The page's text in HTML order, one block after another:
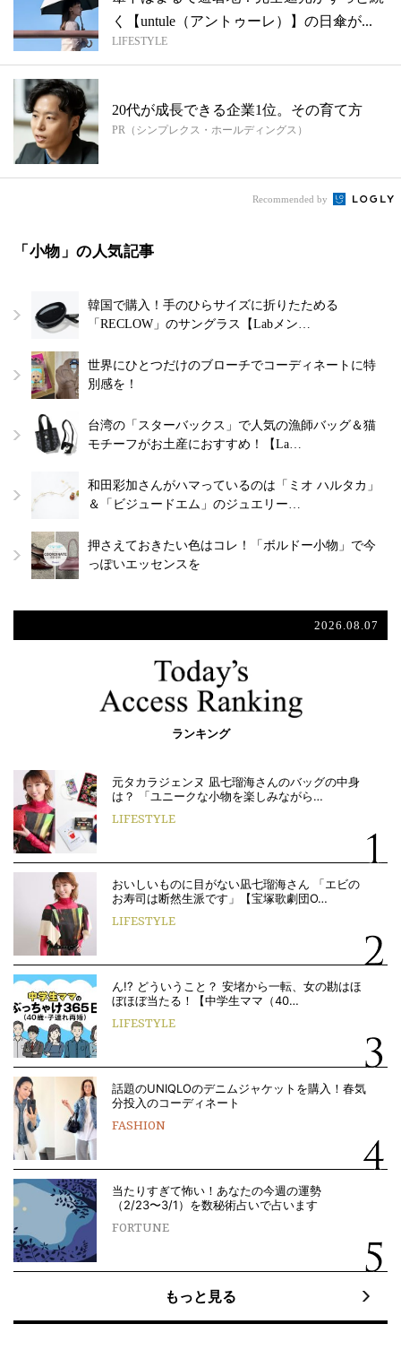
く【untule（アントゥーレ）】の日傘が...
LIFESTYLE
20代が成長できる企業1位。その育て方
PR（シンプレクス・ホールディングス）
Recommended by
「小物」の人気記事
韓国で購入！手のひらサイズに折りたためる
「RECLOW」のサングラス【Labメン…
世界にひとつだけのブローチでコーディネートに特
別感を！
台湾の「スターバックス」で人気の漁師バッグ＆猫
モチーフがお土産におすすめ！【La…
和田彩加さんがハマっているのは「ミオ ハルタカ」
＆「ビジュードエム」のジュエリー…
押さえておきたい色はコレ！「ボルドー小物」で今
っぽいエッセンスを
2026.08.07
ランキング
元タカラジェンヌ 凪七瑠海さんのバッグの中身
は？ 「ユニークな小物を楽しみながら…
LIFESTYLE
おいしいものに目がない凪七瑠海さん 「エビの
お寿司は断然生派です」【宝塚歌劇団O…
LIFESTYLE
ん!? どういうこと？ 安堵から一転、女の勘はほ
ぼほぼ当たる！【中学生ママ（40…
LIFESTYLE
話題のUNIQLOのデニムジャケットを購入！春気
分投入のコーディネート
FASHION
当たりすぎて怖い！あなたの今週の運勢
（2/23〜3/1）を数秘術占いで占います
FORTUNE
もっと見る